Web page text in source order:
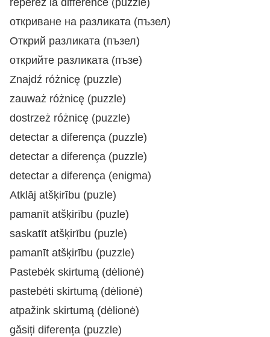
repérez la différence (puzzle)
откриване на разликата (пъзел)
Открий разликата (пъзел)
открийте разликата (пъзе)
Znajdź różnicę (puzzle)
zauważ różnicę (puzzle)
dostrzeż różnicę (puzzle)
detectar a diferença (puzzle)
detectar a diferença (puzzle)
detectar a diferença (enigma)
Atklāj atšķirību (puzle)
pamanīt atšķirību (puzle)
saskatīt atšķirību (puzle)
pamanīt atšķirību (puzzle)
Pastebėk skirtumą (dėlionė)
pastebėti skirtumą (dėlionė)
atpažink skirtumą (dėlionė)
găsiți diferența (puzzle)